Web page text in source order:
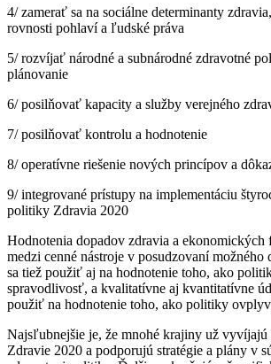
4/ zamerať sa na sociálne determinanty
rovnosti pohlaví a ľudské práva
5/ rozvíjať národné a subnárodné zdravotné
plánovanie
6/ posilňovať kapacity a služby verejného
7/ posilňovať kontrolu a hodnotenie
8/ operatívne riešenie nových princípov a
9/ integrované prístupy na implementáciu
politiky Zdravia 2020
Hodnotenia dopadov zdravia a ekonomických
medzi cenné nástroje v posudzovaní
sa tiež použiť aj na hodnotenie toho, ako
spravodlivosť, a kvalitatívne aj kvantitatívne
použiť na hodnotenie toho, ako politiky
Najsľubnejšie je, že mnohé krajiny už
Zdravie 2020 a podporujú stratégie a plány v